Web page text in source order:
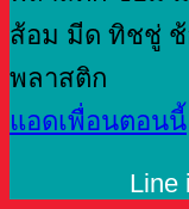
แอดเพื่อนตอนนี้
Line